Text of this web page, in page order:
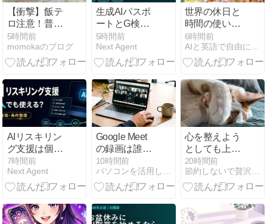
【衝撃】飯テ
ロ注意！普通
盛りが大盛り
級!?早稲田の
老舗定食屋の
5時間前
momokaのブログ
生成AIパスポ
ートとG検定
どっち？AI副
業前の選び方
を整理
5時間前
Next Agent
世界の休日と
時間の使い方
を比べてみた
ら、人生観が
ちょっと変わ
6時間前
AIリスキリン
グ支援は個人
でも使える？
2026年版で条
件と学び方を
7時間前
Next Agent
Google Meet
の録画は誰が
できる？保存
先や注意点を
解説
10時間前
パソコンを活用して生計を立てている情報をシェア＠よぴ
心を整えよう
としても上手
くできない。
そんなとき
は……
20時間前
節約しないで贅沢するために！